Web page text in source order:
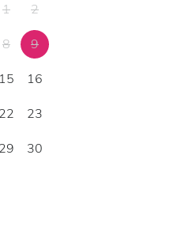
1
2
8
9
15
16
22
23
29
30